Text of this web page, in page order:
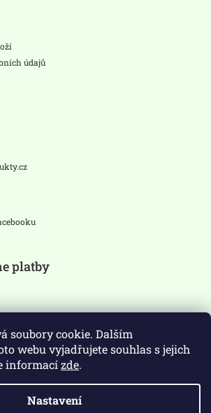
soubory cookie. Dalším
webu vyjadřujete souhlas s jejich
informacízde.
Nastavení
údajů
platby
18 let.